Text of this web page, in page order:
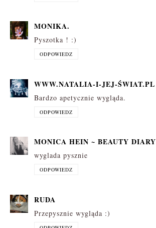
MONIKA.
Pyszotka ! :)
ODPOWIEDZ
WWW.NATALIA-I-JEJ-ŚWIAT.PL
Bardzo apetycznie wygląda.
ODPOWIEDZ
MONICA HEIN ~ BEAUTY DIARY
wyglada pysznie
ODPOWIEDZ
RUDA
Przepysznie wygląda :)